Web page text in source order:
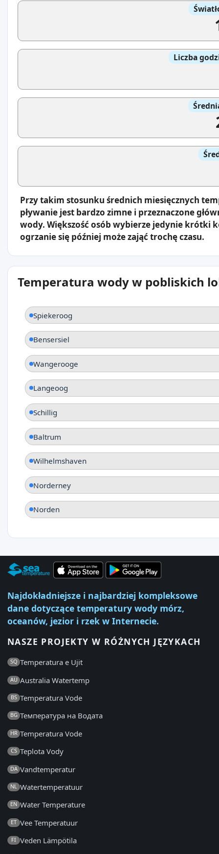
Liczba
Przy takim stosunku średnich miesięcznych
pływanie jest bardzo zimne i przeznaczone
wody. Większość osób wybierze jedynie krótki
ogrzanie się później może zająć trochę czasu.
Temperatura wody w pobliskich
Spiekeroog
Bensersiel
Wangerooge
Langeoog
Schillig
Baltrum
Wilhelmshaven
Norderney
Norden
Najdokładniejsze i najbardziej kompleksowe
dane dotyczące temperatury wody mórz,
oceanów, jezior i rzek w Internecie.
NASZE PROJEKTY W RÓŻNYCH JĘZYKACH
SQ Temperatura e Ujit
AU Australia Watertemp
BS Temperatura Vode
BG Температура на Водата
HR Temperatura Vode
CS Teplota Vody
DA Vandtemperatur
NL Watertemperatuur
EN Water Temperature
ET Vee Temperatuur
FI Veden Lämpötila